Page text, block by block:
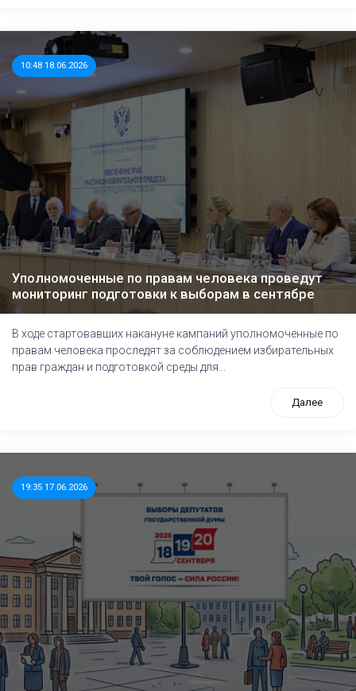
10:48 18.06.2026
Уполномоченные по правам человека проведут
мониторинг подготовки к выборам в сентябре
В ходе стартовавших накануне кампаний уполномоченные по
правам человека проследят за соблюдением избирательных
прав граждан и подготовкой среды для...
Далее
19:35 17.06.2026